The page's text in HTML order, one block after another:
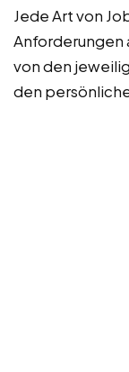
Jede Art von
Anforderungen
von den
den